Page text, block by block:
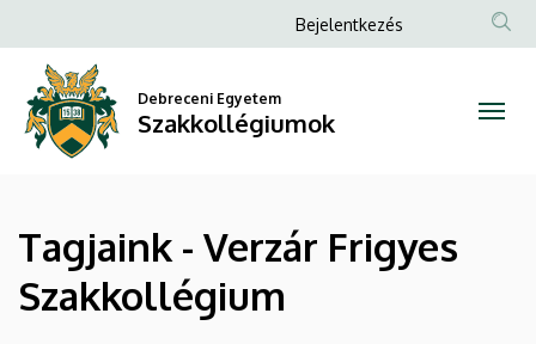
Verzár
Frigyes
Szakkollégium
Szakkollégiumok
a
tartalomra
Anonim
menüje
Bejelentkezés
Debreceni Egyetem
Szakkollégiumok
Tagjaink - Verzár Frigyes
Szakkollégium